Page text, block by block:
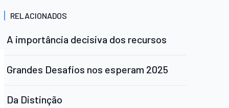
RELACIONADOS
A importância decisiva dos recursos
Grandes Desafios nos esperam 2025
Da Distinção